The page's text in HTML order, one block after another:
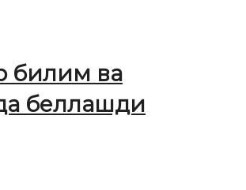
билим ва
беллашди